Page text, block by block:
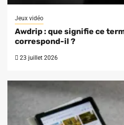
Jeux vidéo
Awdrip : que signifie ce
correspond-il ?
23 juillet 2026